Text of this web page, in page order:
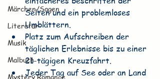
Märchen/Sagen
Literatur
Musik
Malbuch
Mystery Romance
Seiten und ein problemloses
Umblättern.
Platz zum Aufschreiben der
täglichen Erlebnisse bis zu einer
21-tägigen Kreuzfahrt.
Jeder Tag auf See oder an Land